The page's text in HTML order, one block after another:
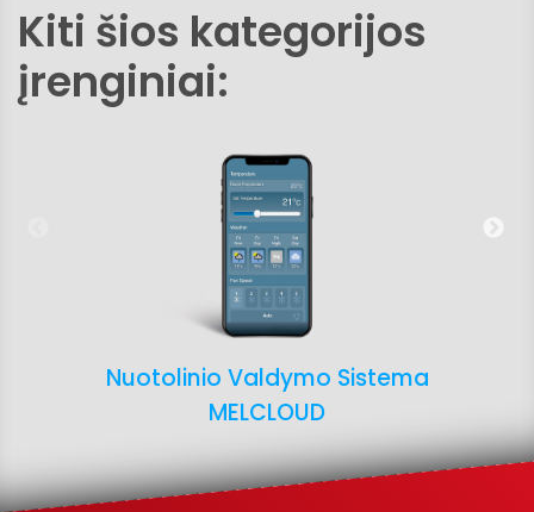
Kiti šios kategorijos
įrenginiai:
Nuotolinio Valdymo Sistema
MELCLOUD